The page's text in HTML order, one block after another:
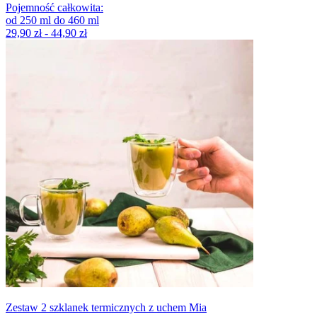
Pojemność całkowita:
od 250 ml do 460 ml
29,90 zł - 44,90 zł
Zestaw 2 szklanek termicznych z uchem Mia